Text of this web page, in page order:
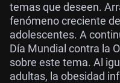
temas que deseen.
fenómeno creciente
adolescentes. A
Día Mundial contra la
sobre este tema. Al
adultas, la obesidad